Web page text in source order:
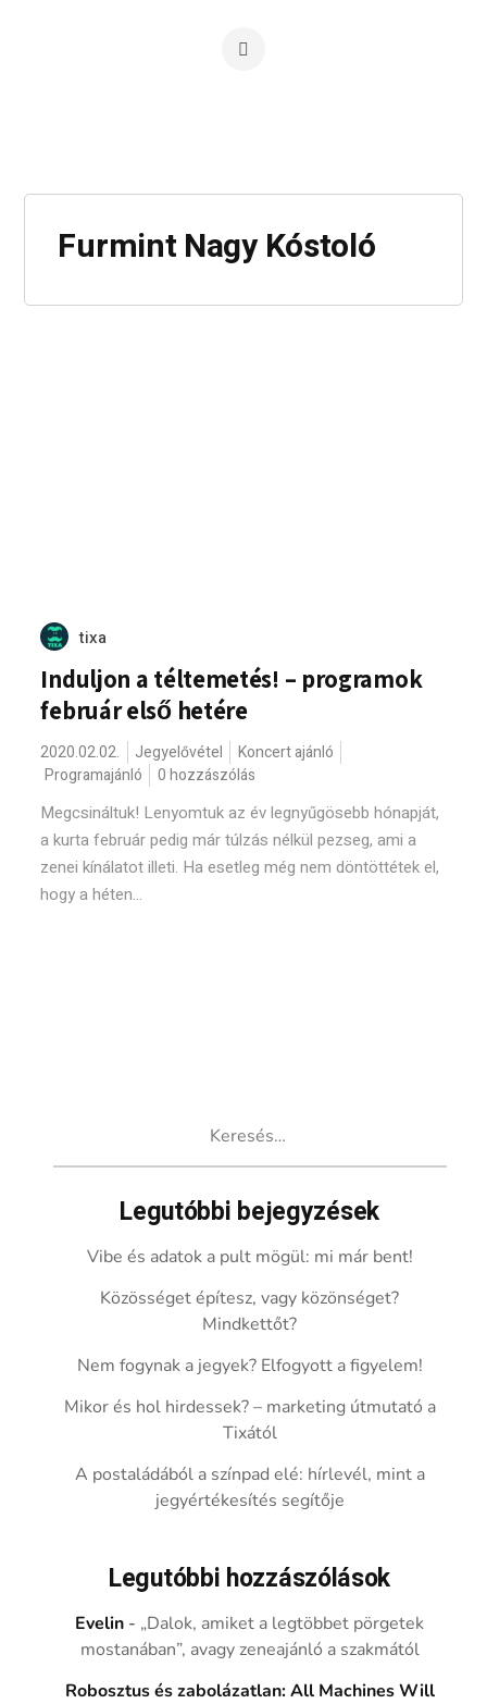
Furmint Nagy Kóstoló
tixa
Induljon a téltemetés! – programok
február első hetére
2020.02.02. Jegyelővétel
Koncert ajánló
Programajánló
0 hozzászólás
Megcsináltuk! Lenyomtuk az év legnyűgösebb hónapját,
a kurta február pedig már túlzás nélkül pezseg, ami a
zenei kínálatot illeti. Ha esetleg még nem döntöttétek el,
hogy a héten...
Legutóbbi bejegyzések
Vibe és adatok a pult mögül: mi már bent!
Közösséget építesz, vagy közönséget?
Mindkettőt?
Nem fogynak a jegyek? Elfogyott a figyelem!
Mikor és hol hirdessek? – marketing útmutató a
Tixától
A postaládából a színpad elé: hírlevél, mint a
jegyértékesítés segítője
Legutóbbi hozzászólások
Evelin - „Dalok, amiket a legtöbbet pörgetek
mostanában”, avagy zeneajánló a szakmától
Robosztus és zabolázatlan: All Machines Will